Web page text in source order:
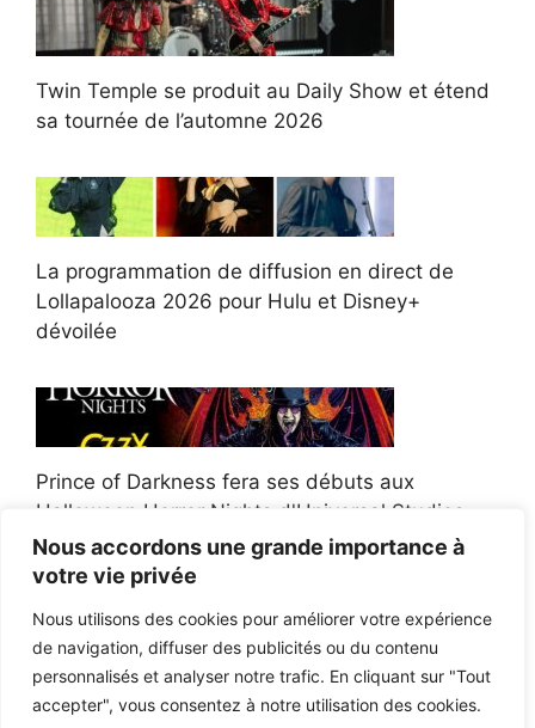
Nous accordons une grande importance à
votre vie privée
Nous utilisons des cookies pour améliorer votre expérience
de navigation, diffuser des publicités ou du contenu
personnalisés et analyser notre trafic. En cliquant sur "Tout
accepter", vous consentez à notre utilisation des cookies.
Twin Temple se produit au Daily Show et étend
sa tournée de l’automne 2026
La programmation de diffusion en direct de
Lollapalooza 2026 pour Hulu et Disney+
dévoilée
Prince of Darkness fera ses débuts aux
Halloween Horror Nights d'Universal Studios
Afroman poursuit un policier de l'Ohio après la
victoire du jury en diffamation